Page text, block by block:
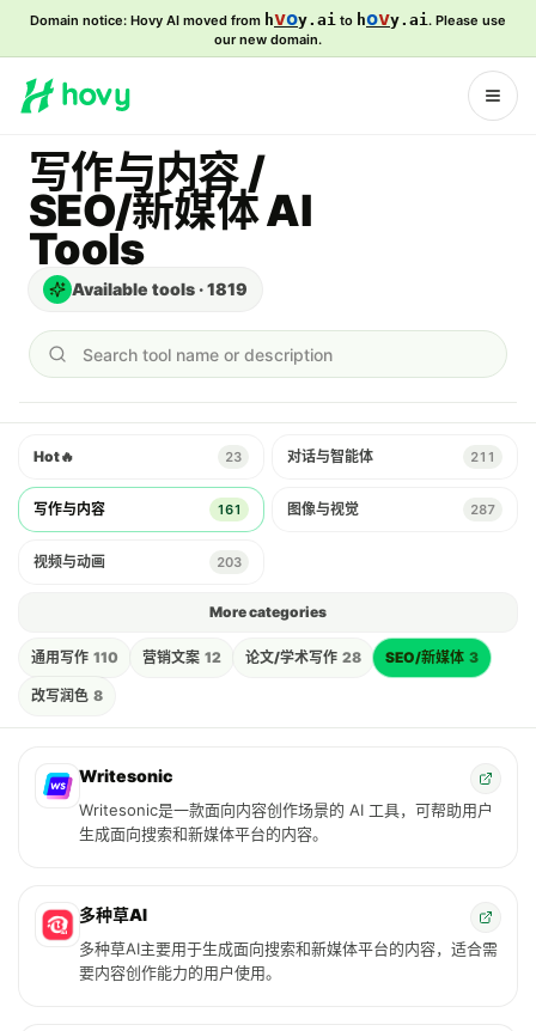
Domain notice: Hovy AI moved from hvoy.ai to hovy.ai . Please use
our new domain.
写作与内容 /
SEO/新媒体 AI
Tools
Available tools ·1819
Search tool name or description
Hot🔥 23 对话与智能体 211
写作与内容 161 图像与视觉 287
视频与动画 203
More categories
通用写作 110 营销文案 12 论文/学术写作 28 SEO/新媒体 3
改写润色 8
Writesonic
Writesonic是一款面向内容创作场景的 AI 工具，可帮助用户
生成面向搜索和新媒体平台的内容。
多种草AI
多种草AI主要用于生成面向搜索和新媒体平台的内容，适合需
要内容创作能力的用户使用。